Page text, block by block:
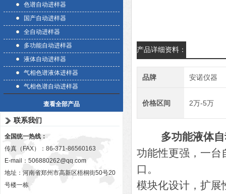
色谱自动进样器
国产自动进样器
全自动进样器
多功能自动进样器
液体自动进样器
气相色谱液体进样器
气相色谱自动进样器
查看全部产品
联系我们
全国统一热线：
传真（FAX）：86-371-86560163
E-mail： 506880262@qq.com
地址：河南省郑州市高新区梧桐街50号20
号楼一栋
产品详细资料：
品牌 安诺仪器
价格区间 2万-5万
多功能液体
功能性更强，一台
口。
模块化设计，扩展